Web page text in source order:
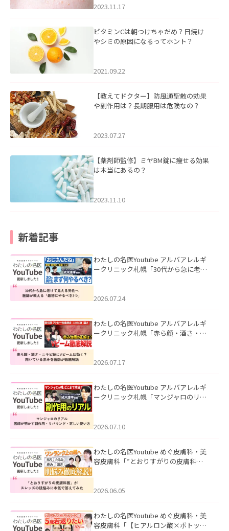
2023.11.17
ビタミンCは朝つけちゃだめ？日焼け
やシミの原因になるってホント？
2021.09.22
【教えてドクター】防風通聖散の効果
や副作用は？長期服用は危険なの？
2023.07.27
【薬剤師監修】ミヤBM錠に痩せる効果
は本当にあるの？
2023.11.10
新着記事
わたしの名医Youtube アルバアレルギ
ークリニック札幌「30代から急に老け
た。
2026.07.24
わたしの名医Youtube アルバアレルギ
ークリニック札幌「赤ら顔・酒さ・ニ
した。
2026.07.17
わたしの名医Youtube アルバアレルギ
ークリニック札幌「マンジャロのリア
た。
2026.07.10
わたしの名医Youtube めぐ皮膚科・美
容皮膚科「”とおりすがりの皮膚科
2026.06.05
わたしの名医Youtube めぐ皮膚科・美
容皮膚科「【ヒアルロン酸×ボトック